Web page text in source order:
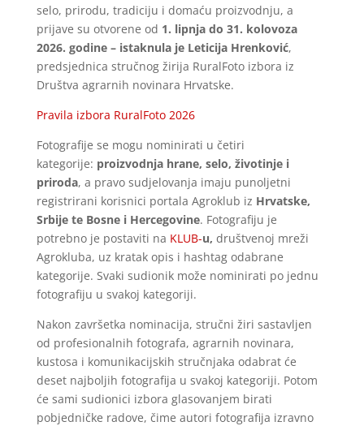
selo, prirodu, tradiciju i domaću proizvodnju, a
prijave su otvorene od 1. lipnja do 31. kolovoza
2026. godine – istaknula je Leticija Hrenković,
predsjednica stručnog žirija RuralFoto izbora iz
Društva agrarnih novinara Hrvatske.
Pravila izbora RuralFoto 2026
Fotografije se mogu nominirati u četiri
kategorije: proizvodnja hrane, selo, životinje i
priroda, a pravo sudjelovanja imaju punoljetni
registrirani korisnici portala Agroklub iz Hrvatske,
Srbije te Bosne i Hercegovine. Fotografiju je
potrebno je postaviti na KLUB-u, društvenoj mreži
Agrokluba, uz kratak opis i hashtag odabrane
kategorije. Svaki sudionik može nominirati po jednu
fotografiju u svakoj kategoriji.
Nakon završetka nominacija, stručni žiri sastavljen
od profesionalnih fotografa, agrarnih novinara,
kustosa i komunikacijskih stručnjaka odabrat će
deset najboljih fotografija u svakoj kategoriji. Potom
će sami sudionici izbora glasovanjem birati
pobjedničke radove, čime autori fotografija izravno